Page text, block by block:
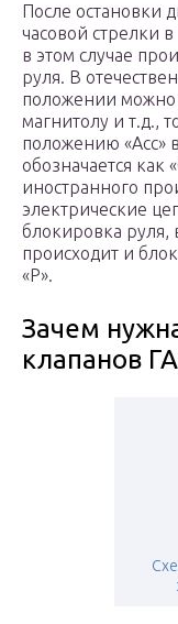
После остановки
часовой стрелки
в этом случае
руля. В
положении можно
магнитолу и т.д.,
положению «Acc»
обозначается как
иностранного
электрические
блокировка руля,
происходит и
«P».
Зачем
клапанов